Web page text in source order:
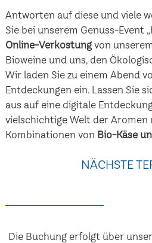
Antworten auf diese und viele
Sie bei unserem Genuss-Event
Online-Verkostungvon
Bioweine und uns, den
Wir laden Sie zu einem Abend
Entdeckungen ein. Lassen Sie
aus auf eine digitale
vielschichtige Welt der Aromen
Kombinationen von Bio-Käse
NÄCHSTE
Die Buchung erfolgt über